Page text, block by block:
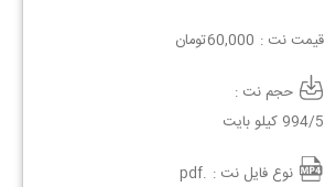
قیمت نت : 60,000تومان
حجم نت :
994/5 کیلو بایت
نوع فایل نت : .pdf